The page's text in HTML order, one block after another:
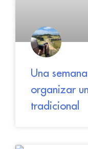
Una
organizar
tradicional